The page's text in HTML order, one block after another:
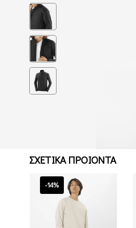
ΣΧΕΤΙΚΑ ΠΡΟΙΟΝΤΑ
-14%